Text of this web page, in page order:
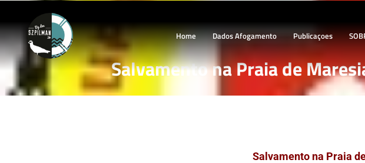
Home Dados Afogamento Publicaçoes
Salvamento na Praia de
Salvamento na Praia